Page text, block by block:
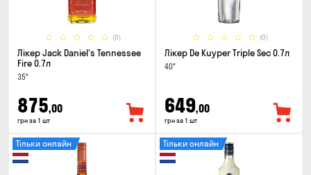
(0)
Лікер Jack Daniel's Tennessee
Fire 0.7л
35°
875,00
грн за 1 шт
(0)
Лікер De Kuyper Triple Sec 0.7л
40°
649,00
грн за 1 шт
Тільки онлайн Тільки онлайн